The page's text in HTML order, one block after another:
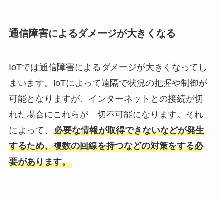
通信障害によるダメージが大きくなる
IoTでは通信障害によるダメージが大きくなってし
まいます。IoTによって遠隔で状況の把握や制御が
可能となりますが、インターネットとの接続が切
れた場合にこれらが一切不可能になります。それ
によって、 必要な情報が取得できないなどが発生
するため、複数の回線を持つなどの対策をする必
要があります。